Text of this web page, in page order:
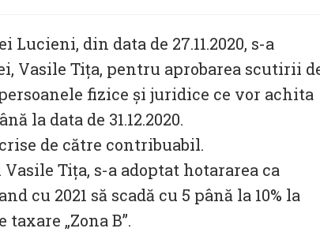
din data de 27.11.2020, s-a
Vasile Tița, pentru aprobarea scutirii
fizice și juridice ce vor achita
la data de 31.12.2020.
de către contribuabil.
Tița, s-a adoptat hotararea ca
cu 2021 să scadă cu 5 până la 10% la
„Zona B”.